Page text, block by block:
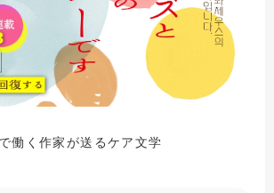
働く作家が送るケア文学